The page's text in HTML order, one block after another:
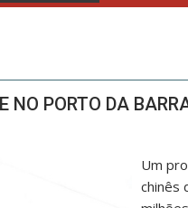
PORTO DA
Um
chinês